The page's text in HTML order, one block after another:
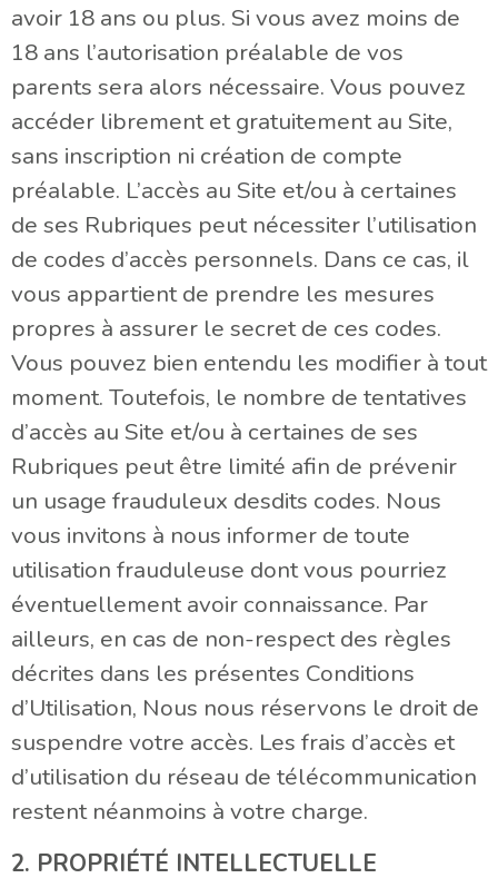
avoir 18 ans ou plus. Si vous avez moins de
18 ans l’autorisation préalable de vos
parents sera alors nécessaire. Vous pouvez
accéder librement et gratuitement au Site,
sans inscription ni création de compte
préalable. L’accès au Site et/ou à certaines
de ses Rubriques peut nécessiter l’utilisation
de codes d’accès personnels. Dans ce cas, il
vous appartient de prendre les mesures
propres à assurer le secret de ces codes.
Vous pouvez bien entendu les modifier à tout
moment. Toutefois, le nombre de tentatives
d’accès au Site et/ou à certaines de ses
Rubriques peut être limité afin de prévenir
un usage frauduleux desdits codes. Nous
vous invitons à nous informer de toute
utilisation frauduleuse dont vous pourriez
éventuellement avoir connaissance. Par
ailleurs, en cas de non-respect des règles
décrites dans les présentes Conditions
d’Utilisation, Nous nous réservons le droit de
suspendre votre accès. Les frais d’accès et
d’utilisation du réseau de télécommunication
restent néanmoins à votre charge.
2. PROPRIÉTÉ INTELLECTUELLE